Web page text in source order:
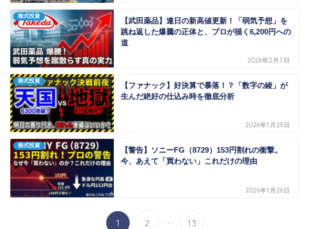
株式投資
【武田薬品】連日の新高値更新！「弱気予想」を
跳ね返した爆騰の正体と、プロが描く6,200円への
道
2026年2月7日
株式投資
【ファナック】好決算で暴落！？「数字の綾」が
生んだ絶好の仕込み時を徹底分析
2026年1月29日
株式投資
【警告】ソニーFG（8729）153円割れの衝撃。
今、あえて「買わない」これだけの理由
2026年1月26日
1 2 ... 13